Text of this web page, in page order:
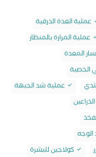
عملية الغدة الدرقية
عملية المرارة بالمنظار
المعدة
الخصية
عملية شد الجبهة
كولاجين للبشرة